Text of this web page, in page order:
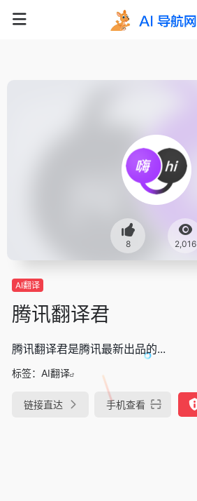
8 2,016
AI翻译
腾讯翻译君
腾讯翻译君是腾讯最新出品的...
标签： AI翻译
链接直达 手机查看